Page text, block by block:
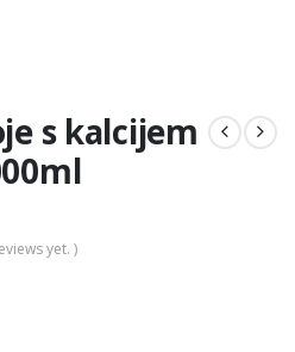
s kalcijem
yet. )